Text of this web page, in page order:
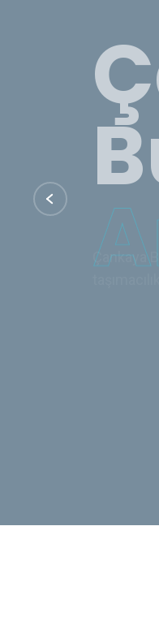
Çankaya